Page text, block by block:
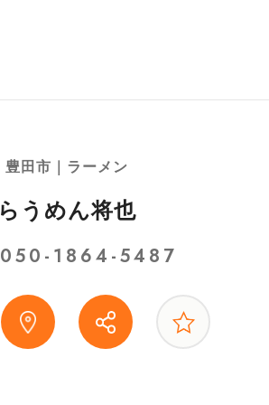
豊田市｜ラーメン
らうめん将也
050-1864-5487